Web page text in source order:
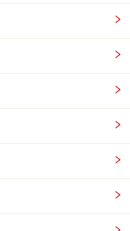
フ種をのせ、長さ15
ます。
。竹串などで刺してみ